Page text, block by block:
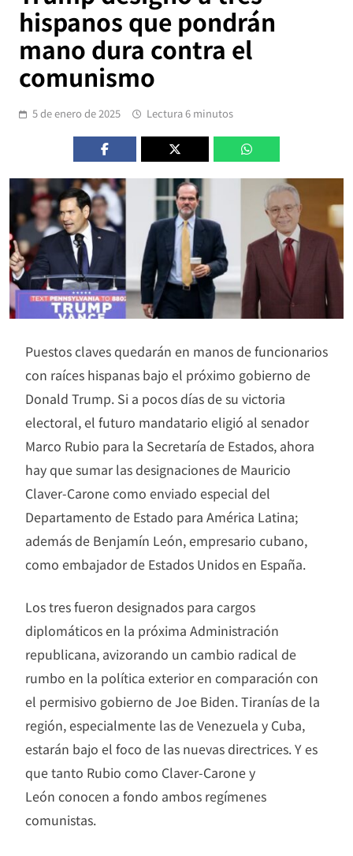
hispanos que pondrán
mano dura contra el
comunismo
5 de enero de 2025 Lectura 6 minutos
Puestos claves quedarán en manos de funcionarios
con raíces hispanas bajo el próximo gobierno de
Donald Trump. Si a pocos días de su victoria
electoral, el futuro mandatario eligió al senador
Marco Rubio para la Secretaría de Estados, ahora
hay que sumar las designaciones de Mauricio
Claver-Carone como enviado especial del
Departamento de Estado para América Latina;
además de Benjamín León, empresario cubano,
como embajador de Estados Unidos en España.
Los tres fueron designados para cargos
diplomáticos en la próxima Administración
republicana, avizorando un cambio radical de
rumbo en la política exterior en comparación con
el permisivo gobierno de Joe Biden. Tiranías de la
región, especialmente las de Venezuela y Cuba,
estarán bajo el foco de las nuevas directrices. Y es
que tanto Rubio como Claver-Carone y
León conocen a fondo ambos regímenes
comunistas.